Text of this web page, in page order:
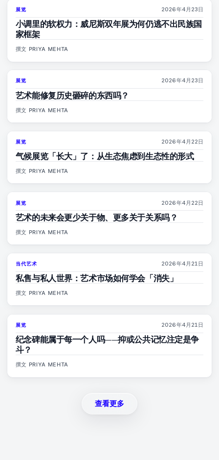
78% 88
展览 2026年4月23日
小调里的软权力：威尼斯双年展为何仍逃不出民族国
家框架
撰文 PRIYA MEHTA
79% 56
展览 2026年4月23日
艺术能修复历史砸碎的东西吗？
撰文 PRIYA MEHTA
74% 44
展览 2026年4月22日
气候展览「长大」了：从生态焦虑到生态性的形式
撰文 PRIYA MEHTA
80% 117
展览 2026年4月22日
艺术的未来会更少关于物、更多关于关系吗？
撰文 PRIYA MEHTA
72% 52
当代艺术 2026年4月21日
私售与私人世界：艺术市场如何学会「消失」
撰文 PRIYA MEHTA
77% 45
展览 2026年4月21日
纪念碑能属于每一个人吗——抑或公共记忆注定是争
斗？
撰文 PRIYA MEHTA
查看更多